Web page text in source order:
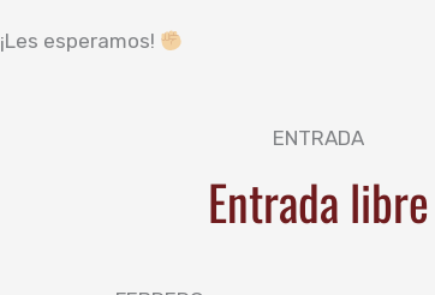
¡Les esperamos!
ENTRADA
Entrada libre